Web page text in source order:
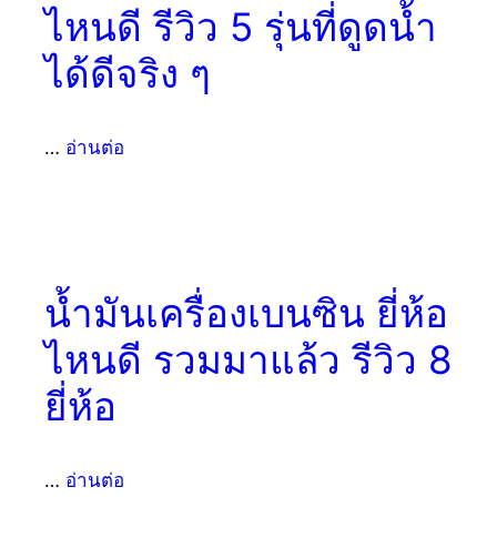
ไหนดี รีวิว 5 รุ่นที่ดูดน้ำ
ได้ดีจริง ๆ
… อ่านต่อ
น้ำมันเครื่องเบนซิน ยี่ห้อ
ไหนดี รวมมาแล้ว รีวิว 8
ยี่ห้อ
… อ่านต่อ